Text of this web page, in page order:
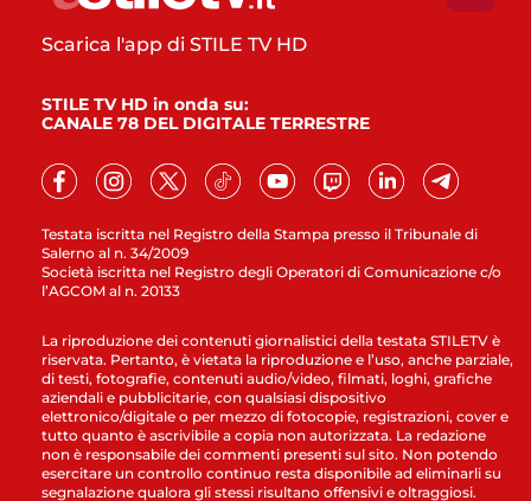
Testata iscritta nel Registro della Stampa presso il Tribunale di
Salerno al n. 34/2009
Società iscritta nel Registro degli Operatori di Comunicazione c/o
l’AGCOM al n. 20133
Scarica l'app di STILE TV HD
STILE TV HD in onda su:
CANALE 78 DEL DIGITALE TERRESTRE
La riproduzione dei contenuti giornalistici della testata STILETV è
riservata. Pertanto, è vietata la riproduzione e l’uso, anche parziale,
di testi, fotografie, contenuti audio/video, filmati, loghi, grafiche
aziendali e pubblicitarie, con qualsiasi dispositivo
elettronico/digitale o per mezzo di fotocopie, registrazioni, cover e
tutto quanto è ascrivibile a copia non autorizzata. La redazione
non è responsabile dei commenti presenti sul sito. Non potendo
esercitare un controllo continuo resta disponibile ad eliminarli su
segnalazione qualora gli stessi risultano offensivi e oltraggiosi.